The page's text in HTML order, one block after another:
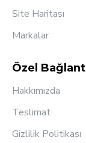
Site Haritası
Markalar
Özel
Hakkımızda
Teslimat
Gizlilik Politikası